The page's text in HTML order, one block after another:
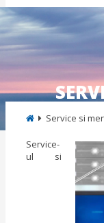
Service si
Service-
ul si